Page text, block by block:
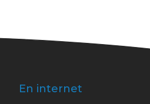
En internet